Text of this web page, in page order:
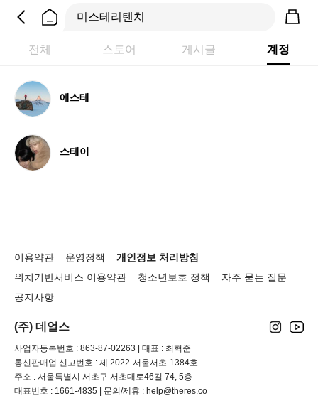
전체 스토어 게시글 계정
에
스
테
에스테
스
테
이
스테이
이용약관 운영정책
개인정보 처리방침
위치기반서비스 이용약관
청소년보호 정책
자주 묻는 질문
공지사항
(주) 데얼스
사업자등록번호 : 863-87-02263 | 대표 : 최혁준
통신판매업 신고번호 : 제 2022-서울서초-1384호
주소 : 서울특별시 서초구 서초대로46길 74, 5층
대표번호 : 1661-4835 | 문의/제휴 : help@theres.co